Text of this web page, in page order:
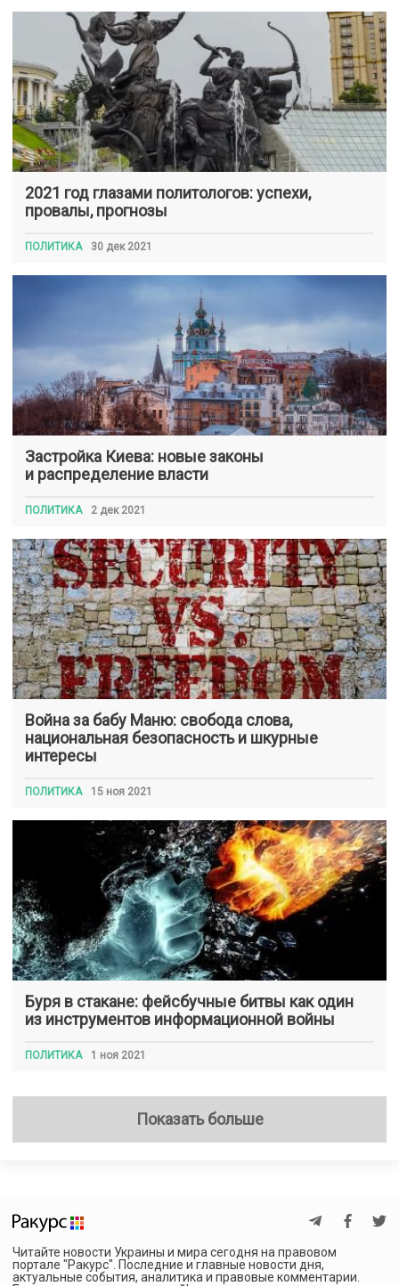
2021 год глазами политологов: успехи,
провалы, прогнозы
ПОЛИТИКА 30 дек 2021
Застройка Киева: новые законы
и распределение власти
ПОЛИТИКА 2 дек 2021
Война за бабу Маню: свобода слова,
национальная безопасность и шкурные
интересы
ПОЛИТИКА 15 ноя 2021
Буря в стакане: фейсбучные битвы как один
из инструментов информационной войны
ПОЛИТИКА 1 ноя 2021
Показать больше
Читайте новости Украины и мира сегодня на правовом
портале "Ракурс". Последние и главные новости дня,
актуальные события, аналитика и правовые комментарии.